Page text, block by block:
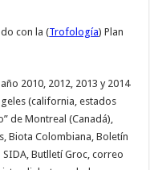
con la (Trofología) Plan
2010, 2012, 2013 y 2014
(california, estados
de Montreal (Canadá),
Biota Colombiana, Boletín
Butlletí Groc, correo